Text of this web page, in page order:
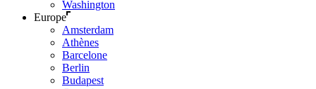
Washington
Europe
Amsterdam
Athènes
Barcelone
Berlin
Budapest